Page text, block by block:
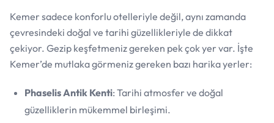
Kemer sadece konforlu otelleriyle değil, aynı zamanda
çevresindeki doğal ve tarihi güzellikleriyle de dikkat
çekiyor. Gezip keşfetmeniz gereken pek çok yer var. İşte
Kemer’de mutlaka görmeniz gereken bazı harika yerler:
Phaselis Antik Kenti: Tarihi atmosfer ve doğal
güzelliklerin mükemmel birleşimi.